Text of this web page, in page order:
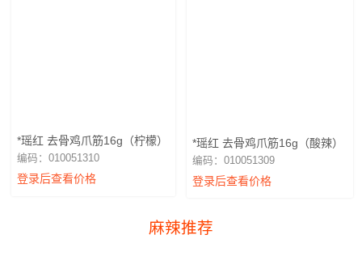
*瑶红 去骨鸡爪筋16g（柠檬）
编码：010051310
登录后查看价格
*瑶红 去骨鸡爪筋16g（酸辣）
编码：010051309
登录后查看价格
麻辣推荐